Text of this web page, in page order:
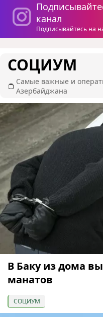
канал
Подписывайтесь на
СОЦИУМ
Самые важные и
Азербайджана
В Баку из дома
манатов
СОЦИУМ